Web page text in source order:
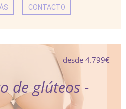
CONTACTO
desde 4.799€
de glúteos -